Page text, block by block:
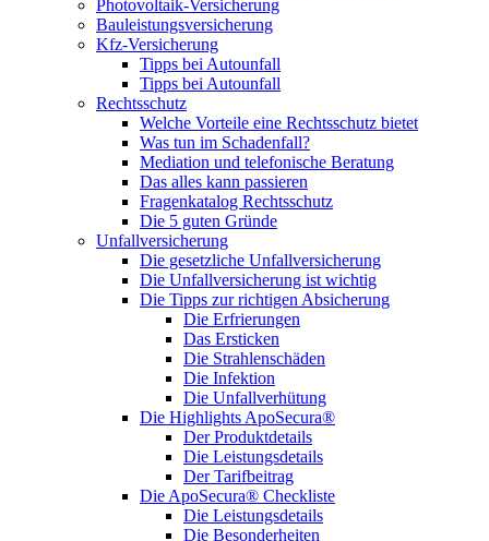
Photovoltaik-Versicherung
Bauleistungsversicherung
Kfz-Versicherung
Tipps bei Autounfall
Tipps bei Autounfall
Rechtsschutz
Welche Vorteile eine Rechtsschutz bietet
Was tun im Schadenfall?
Mediation und telefonische Beratung
Das alles kann passieren
Fragenkatalog Rechtsschutz
Die 5 guten Gründe
Unfallversicherung
Die gesetzliche Unfallversicherung
Die Unfallversicherung ist wichtig
Die Tipps zur richtigen Absicherung
Die Erfrierungen
Das Ersticken
Die Strahlenschäden
Die Infektion
Die Unfallverhütung
Die Highlights ApoSecura®
Der Produktdetails
Die Leistungsdetails
Der Tarifbeitrag
Die ApoSecura® Checkliste
Die Leistungsdetails
Die Besonderheiten